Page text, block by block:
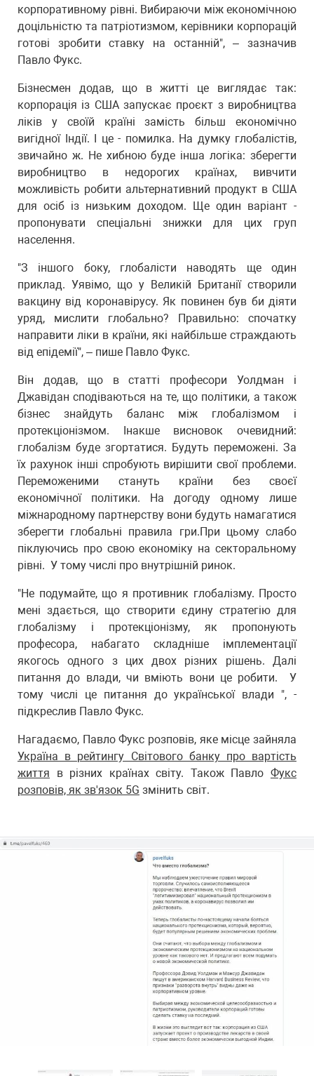
корпоративному рівні. Вибираючи між економічною
доцільністю та патріотизмом, керівники корпорацій
готові зробити ставку на останній", – зазначив
Павло Фукс.
Бізнесмен додав, що в житті це виглядає так:
корпорація із США запускає проєкт з виробництва
ліків у своїй країні замість більш економічно
вигідної Індії. І це - помилка. На думку глобалістів,
звичайно ж. Не хибною буде інша логіка: зберегти
виробництво в недорогих країнах, вивчити
можливість робити альтернативний продукт в США
для осіб із низьким доходом. Ще один варіант -
пропонувати спеціальні знижки для цих груп
населення.
"З іншого боку, глобалісти наводять ще один
приклад. Уявімо, що у Великій Британії створили
вакцину від коронавірусу. Як повинен був би діяти
уряд, мислити глобально? Правильно: спочатку
направити ліки в країни, які найбільше страждають
від епідемії", – пише Павло Фукс.
Він додав, що в статті професори Уолдман і
Джавідан сподіваються на те, що політики, а також
бізнес знайдуть баланс між глобалізмом і
протекціонізмом. Інакше висновок очевидний:
глобалізм буде згортатися. Будуть переможені. За
їх рахунок інші спробують вирішити свої проблеми.
Переможеними стануть країни без своєї
економічної політики. На догоду одному лише
міжнародному партнерству вони будуть намагатися
зберегти глобальні правила гри.При цьому слабо
піклуючись про свою економіку на секторальному
рівні. У тому числі про внутрішній ринок.
"Не подумайте, що я противник глобалізму. Просто
мені здається, що створити єдину стратегію для
глобалізму і протекціонізму, як пропонують
професора, набагато складніше імплементації
якогось одного з цих двох різних рішень. Далі
питання до влади, чи вміють вони це робити. У
тому числі це питання до української влади ", -
підкреслив Павло Фукс.
Нагадаємо, Павло Фукс розповів, яке місце зайняла
Україна в рейтингу Світового банку про вартість
життя в різних країнах світу. Також Павло Фукс
розповів, як зв'язок 5G змінить світ.